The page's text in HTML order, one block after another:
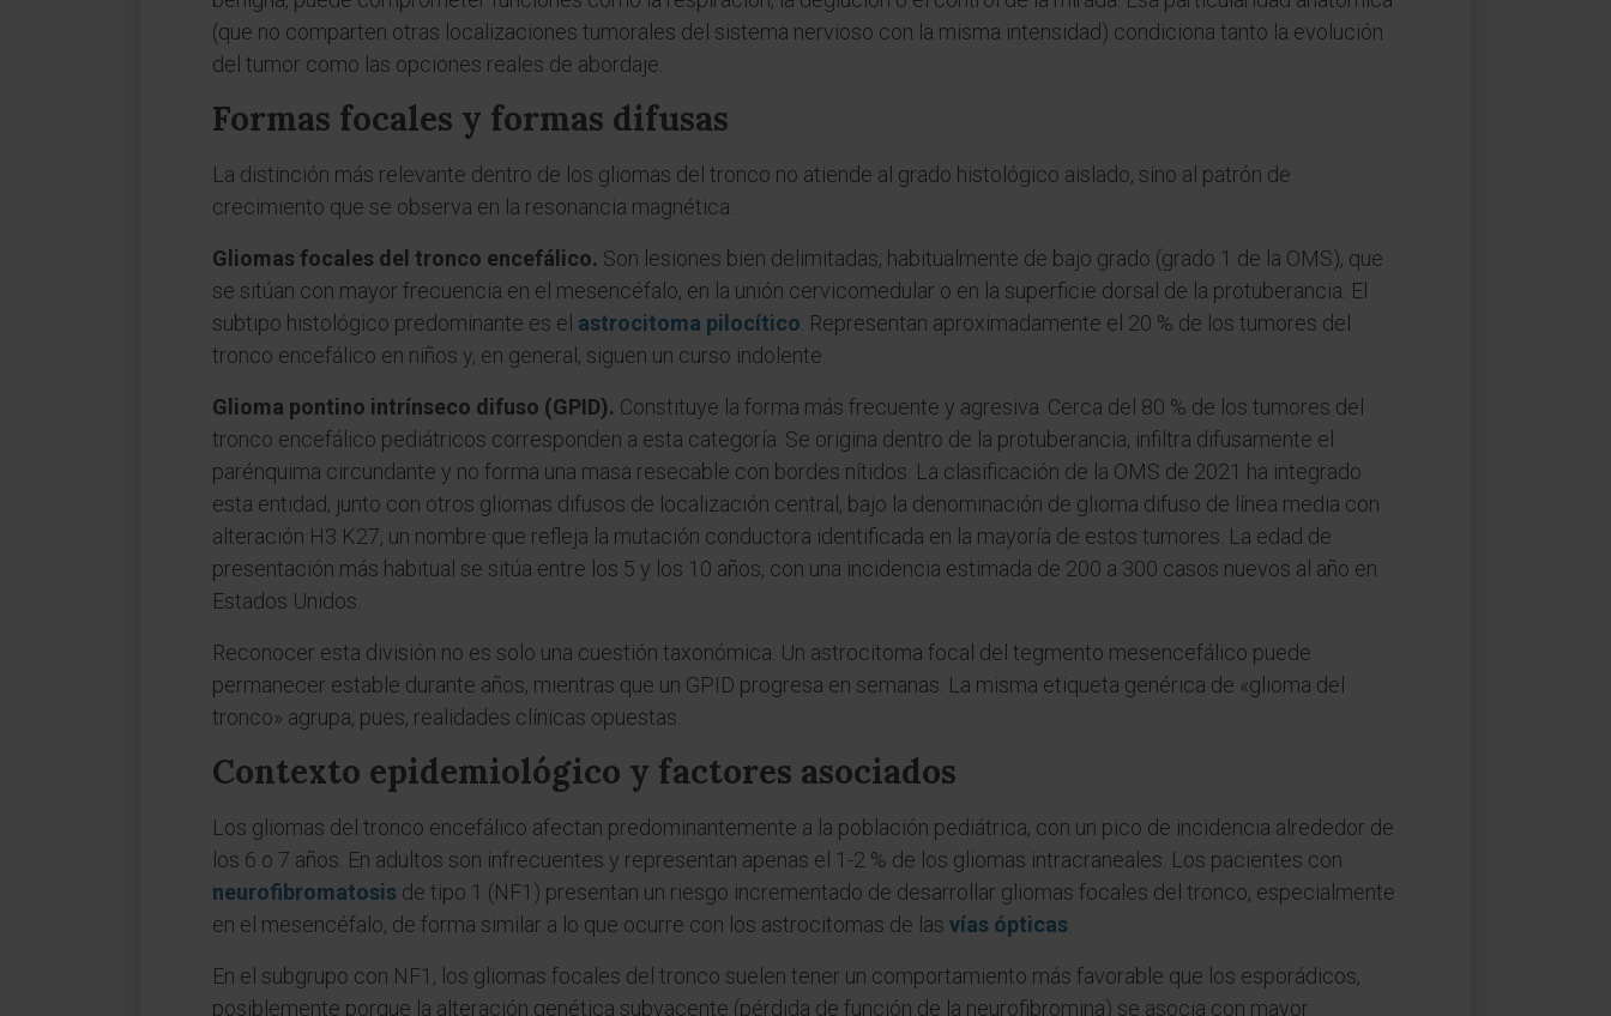
(que no comparten otras localizaciones tumorales del sistema nervioso con la misma intensidad) condiciona tanto la evolución
del tumor como las opciones reales de abordaje.
Formas focales y formas difusas
La distinción más relevante dentro de los gliomas del tronco no atiende al grado histológico aislado, sino al patrón de
crecimiento que se observa en la resonancia magnética.
Gliomas focales del tronco encefálico. Son lesiones bien delimitadas, habitualmente de bajo grado (grado 1 de la OMS), que
se sitúan con mayor frecuencia en el mesencéfalo, en la unión cervicomedular o en la superficie dorsal de la protuberancia. El
subtipo histológico predominante es el astrocitoma pilocítico . Representan aproximadamente el 20 % de los tumores del
tronco encefálico en niños y, en general, siguen un curso indolente.
Glioma pontino intrínseco difuso (GPID). Constituye la forma más frecuente y agresiva. Cerca del 80 % de los tumores del
tronco encefálico pediátricos corresponden a esta categoría. Se origina dentro de la protuberancia, infiltra difusamente el
parénquima circundante y no forma una masa resecable con bordes nítidos. La clasificación de la OMS de 2021 ha integrado
esta entidad, junto con otros gliomas difusos de localización central, bajo la denominación de glioma difuso de línea media con
alteración H3 K27, un nombre que refleja la mutación conductora identificada en la mayoría de estos tumores. La edad de
presentación más habitual se sitúa entre los 5 y los 10 años, con una incidencia estimada de 200 a 300 casos nuevos al año en
Estados Unidos.
Reconocer esta división no es solo una cuestión taxonómica. Un astrocitoma focal del tegmento mesencefálico puede
permanecer estable durante años, mientras que un GPID progresa en semanas. La misma etiqueta genérica de «glioma del
tronco» agrupa, pues, realidades clínicas opuestas.
Contexto epidemiológico y factores asociados
Los gliomas del tronco encefálico afectan predominantemente a la población pediátrica, con un pico de incidencia alrededor de
los 6 o 7 años. En adultos son infrecuentes y representan apenas el 1-2 % de los gliomas intracraneales. Los pacientes con
neurofibromatosis de tipo 1 (NF1) presentan un riesgo incrementado de desarrollar gliomas focales del tronco, especialmente
en el mesencéfalo, de forma similar a lo que ocurre con los astrocitomas de las vías ópticas
En el subgrupo con NF1, los gliomas focales del tronco suelen tener un comportamiento más favorable que los esporádicos,
posiblemente porque la alteración genética subyacente (pérdida de función de la neurofibromina) se asocia con mayor